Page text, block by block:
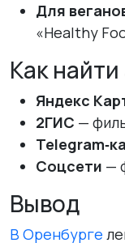
Для
«Healthy
Как
Яндекс
2ГИС —
Соцсети —
Вывод
В Оренбурге